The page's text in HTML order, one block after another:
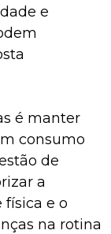
e
é manter
consumo
de
a
física e o
na rotina